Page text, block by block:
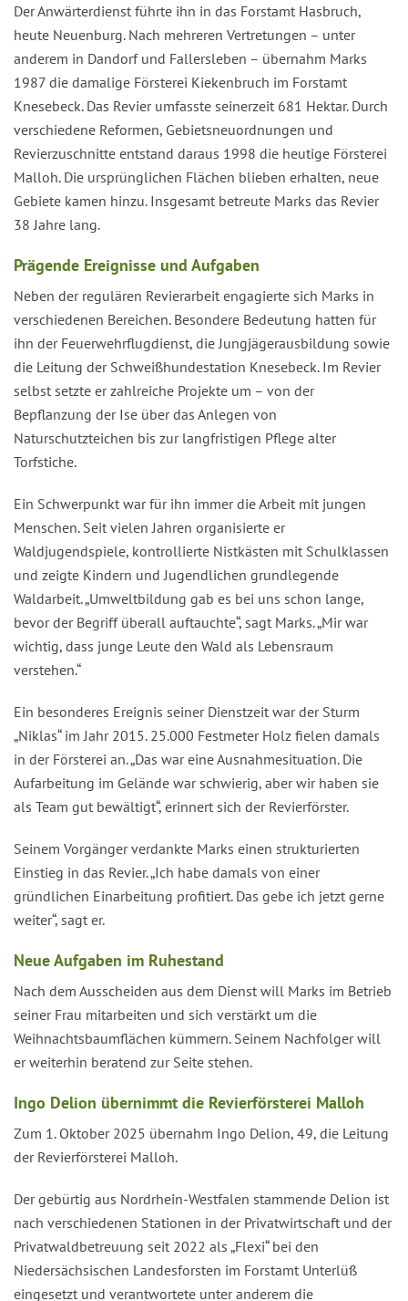
Der Anwärterdienst führte ihn in das Forstamt Hasbruch,
heute Neuenburg. Nach mehreren Vertretungen – unter
anderem in Dandorf und Fallersleben – übernahm Marks
1987 die damalige Försterei Kiekenbruch im Forstamt
Knesebeck. Das Revier umfasste seinerzeit 681 Hektar. Durch
verschiedene Reformen, Gebietsneuordnungen und
Revierzuschnitte entstand daraus 1998 die heutige Försterei
Malloh. Die ursprünglichen Flächen blieben erhalten, neue
Gebiete kamen hinzu. Insgesamt betreute Marks das Revier
38 Jahre lang.
Prägende Ereignisse und Aufgaben
Neben der regulären Revierarbeit engagierte sich Marks in
verschiedenen Bereichen. Besondere Bedeutung hatten für
ihn der Feuerwehrflugdienst, die Jungjägerausbildung sowie
die Leitung der Schweißhundestation Knesebeck. Im Revier
selbst setzte er zahlreiche Projekte um – von der
Bepflanzung der Ise über das Anlegen von
Naturschutzteichen bis zur langfristigen Pflege alter
Torfstiche.
Ein Schwerpunkt war für ihn immer die Arbeit mit jungen
Menschen. Seit vielen Jahren organisierte er
Waldjugendspiele, kontrollierte Nistkästen mit Schulklassen
und zeigte Kindern und Jugendlichen grundlegende
Waldarbeit. „Umweltbildung gab es bei uns schon lange,
bevor der Begriff überall auftauchte“, sagt Marks. „Mir war
wichtig, dass junge Leute den Wald als Lebensraum
verstehen.“
Ein besonderes Ereignis seiner Dienstzeit war der Sturm
„Niklas“ im Jahr 2015. 25.000 Festmeter Holz fielen damals
in der Försterei an. „Das war eine Ausnahmesituation. Die
Aufarbeitung im Gelände war schwierig, aber wir haben sie
als Team gut bewältigt“, erinnert sich der Revierförster.
Seinem Vorgänger verdankte Marks einen strukturierten
Einstieg in das Revier. „Ich habe damals von einer
gründlichen Einarbeitung profitiert. Das gebe ich jetzt gerne
weiter“, sagt er.
Neue Aufgaben im Ruhestand
Nach dem Ausscheiden aus dem Dienst will Marks im Betrieb
seiner Frau mitarbeiten und sich verstärkt um die
Weihnachtsbaumflächen kümmern. Seinem Nachfolger will
er weiterhin beratend zur Seite stehen.
Ingo Delion übernimmt die Revierförsterei Malloh
Zum 1. Oktober 2025 übernahm Ingo Delion, 49, die Leitung
der Revierförsterei Malloh.
Der gebürtig aus Nordrhein-Westfalen stammende Delion ist
nach verschiedenen Stationen in der Privatwirtschaft und der
Privatwaldbetreuung seit 2022 als „Flexi“ bei den
Niedersächsischen Landesforsten im Forstamt Unterlüß
eingesetzt und verantwortete unter anderem die